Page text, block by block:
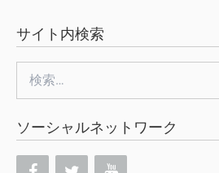
サイト内検索
索:
ソーシャルネットワーク